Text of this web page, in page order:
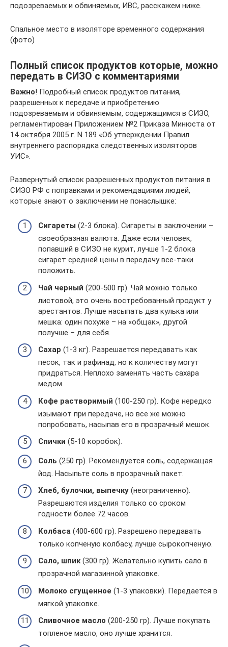
подозреваемых и обвиняемых, ИВС, расскажем ниже.
Спальное место в изоляторе временного содержания
(фото)
Полный список продуктов которые, можно
передать в СИЗО с комментариями
Важно! Подробный список продуктов питания,
разрешенных к передаче и приобретению
подозреваемым и обвиняемым, содержащимся в СИЗО,
регламентирован Приложением №2 Приказа Минюста от
14 октября 2005 г. N 189 «Об утверждении Правил
внутреннего распорядка следственных изоляторов
УИС».
Развернутый список разрешенных продуктов питания в
СИЗО РФ с поправками и рекомендациями людей,
которые знают о заключении не понаслышке:
Сигареты (2-3 блока). Сигареты в заключении –
своеобразная валюта. Даже если человек,
попавший в СИЗО не курит, лучше 1-2 блока
сигарет средней цены в передачу все-таки
положить.
Чай черный (200-500 гр). Чай можно только
листовой, это очень востребованный продукт у
арестантов. Лучше насыпать два кулька или
мешка: один похуже – на «общак», другой
получше – для себя.
Сахар (1-3 кг). Разрешается передавать как
песок, так и рафинад, но к количеству могут
придраться. Неплохо заменять часть сахара
медом.
Кофе растворимый (100-250 гр). Кофе нередко
изымают при передаче, но все же можно
попробовать, насыпав его в прозрачный мешок.
Спички (5-10 коробок).
Соль (250 гр). Рекомендуется соль, содержащая
йод. Насыпьте соль в прозрачный пакет.
Хлеб, булочки, выпечку (неограниченно).
Разрешаются изделия только со сроком
годности более 72 часов.
Колбаса (400-600 гр). Разрешено передавать
только копченую колбасу, лучше сырокопченую.
Сало, шпик(300 гр). Желательно купить сало в
прозрачной магазинной упаковке.
Молоко сгущенное (1-3 упаковки). Передается в
мягкой упаковке.
Сливочное масло (200-250 гр). Лучше покупать
топленое масло, оно лучше хранится.